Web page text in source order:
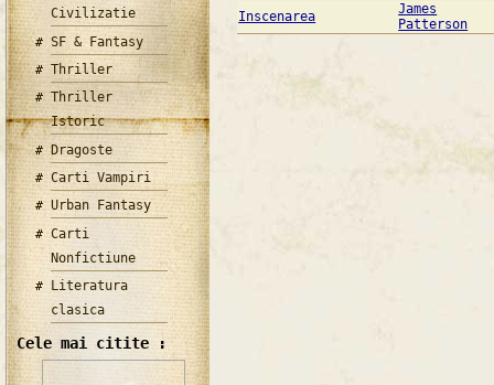
Civilizatie
SF & Fantasy
Thriller
Thriller
Istoric
Dragoste
Carti Vampiri
Urban Fantasy
Carti
Nonfictiune
Literatura
clasica
Cele mai citite :
Inscenarea
James
Patterson